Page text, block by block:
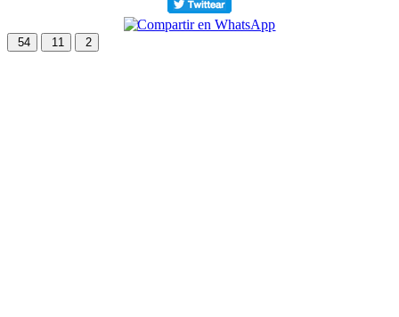
54 11 2